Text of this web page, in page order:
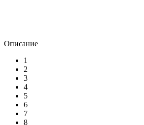
Описание
1
2
3
4
5
6
7
8